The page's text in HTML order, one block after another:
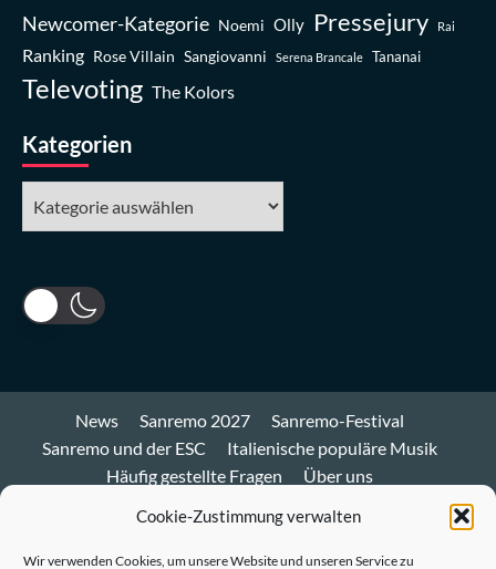
Cookie-Zustimmung verwalten
Wir verwenden Cookies, um unsere Website und unseren Service zu
Newcomer-Kategorie Noemi Olly Pressejury Rai
Ranking Rose Villain Sangiovanni Serena Brancale Tananai
Televoting The Kolors
Kategorien
News Sanremo 2027
Sanremo-Festival
Sanremo und der ESC
Italienische populäre Musik
Häufig gestellte Fragen
Über uns